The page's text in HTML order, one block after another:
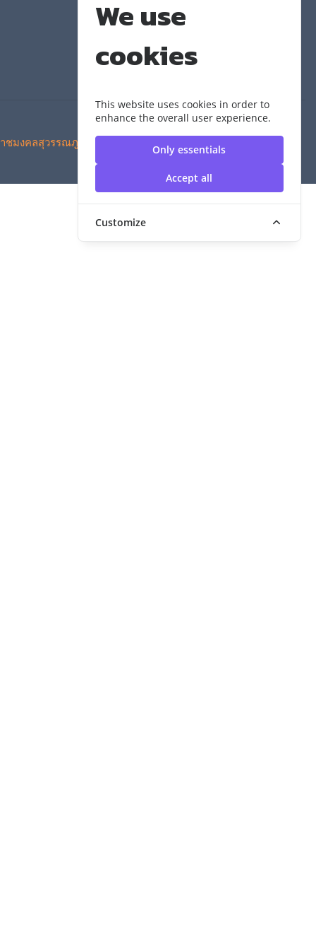
We use
cookies
This website uses cookies in order to
enhance the overall user experience.
Only essentials
Accept all
Customize
มงคลสุวรรณภูมิ